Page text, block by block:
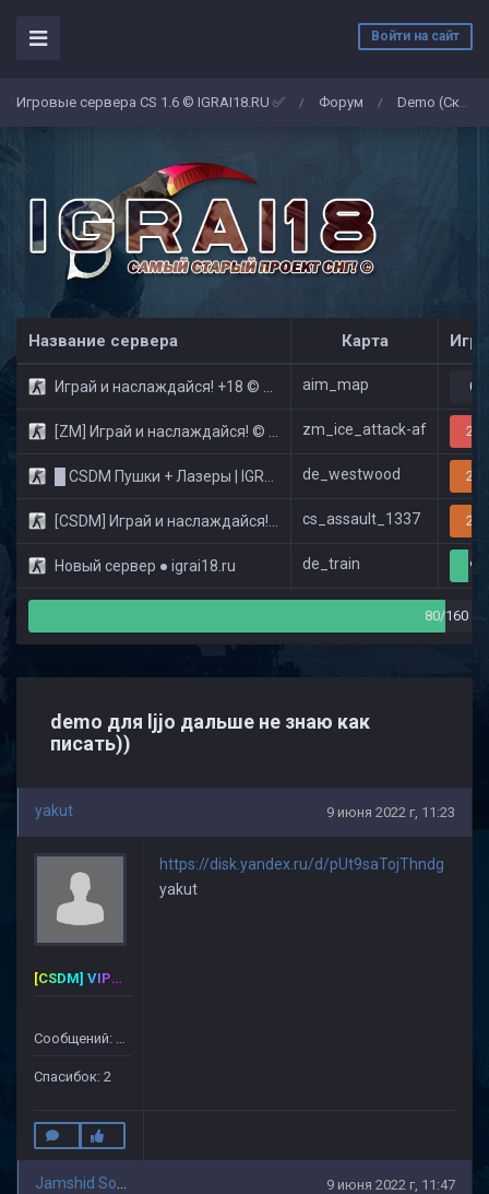
Войти на сайт
Игровые сервера CS 1.6 © IGRAI18.RU ✅ / Форум / Demo (Скриншоты)
Название сервера Карта
Играй и наслаждайся! +18 © Public aim_map 0/
[ZM] Играй и наслаждайся! © Zombie Show zm_ice_attack-af 29/
█ CSDM Пушки + Лазеры | IGRAI18.RU ツ █ de_westwood 22/
[CSDM] Играй и наслаждайся! © Classic cs_assault_1337 20/
Новый сервер ● igrai18.ru de_train 9/
80/160
demo для ljjo дальше не знаю как
писать))
yakut 9 июня 2022 г, 11:23
[CSDM] VIP-PREMIUM
Сообщений: 40
Спасибок: 2
https://disk.yandex.ru/d/pUt9saTojThndg
yakut
9 июня 2022 г, 11:47